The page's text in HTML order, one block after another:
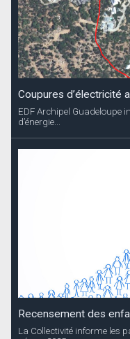
Coupures d’électricité
EDF Archipel Guadeloupe
d’énergie...
Recensement des
La Collectivité informe les